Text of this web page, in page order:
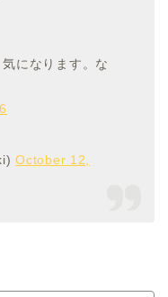
になります。な
October 12,